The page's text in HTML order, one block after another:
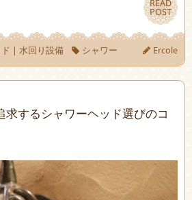
READ
POST
READ
POST
水回り設備 シャワー Ercole
求するシャワーヘッド選びのコ